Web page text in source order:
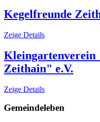
Kegelfreunde
Zeige Details
Kleingartenverein
Zeithain" e.V.
Zeige Details
Gemeindeleben